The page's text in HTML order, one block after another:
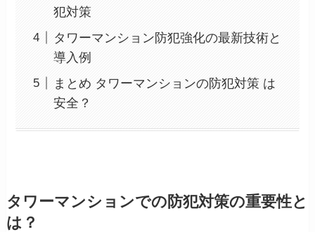
犯対策
タワーマンション防犯強化の最新技術と
導入例
まとめ タワーマンションの防犯対策 は
安全？
タワーマンションでの防犯対策の重要性と
は？